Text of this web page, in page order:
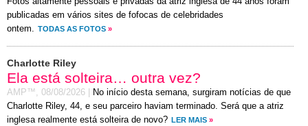
publicadas em vários sites de fofocas de celebridades
ontem. TODAS AS FOTOS »
Charlotte Riley
Ela está solteira… outra vez?
AMP™, 08/08/2026
No início desta semana, surgiram notícias de que
Charlotte Riley, 44, e seu parceiro haviam terminado. Será que a atriz
inglesa realmente está solteira de novo? LER MAIS »